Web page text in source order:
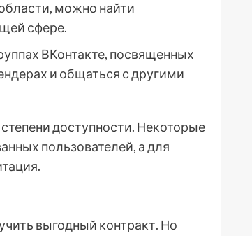
можно найти
сфере.
ВКонтакте, посвященных
и общаться с другими
доступности. Некоторые
пользователей, а для
выгодный контракт. Но